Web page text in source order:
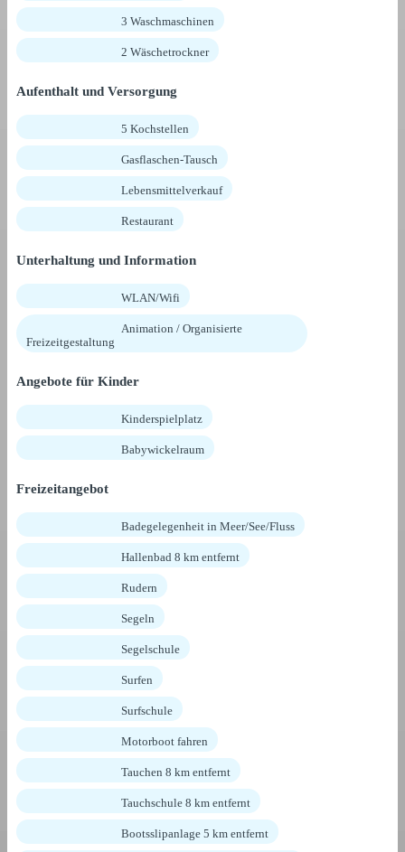
3 Waschmaschinen
2 Wäschetrockner
Aufenthalt und Versorgung
5 Kochstellen
Gasflaschen-Tausch
Lebensmittelverkauf
Restaurant
Unterhaltung und Information
WLAN/Wifi
Animation / Organisierte
Freizeitgestaltung
Angebote für Kinder
Kinderspielplatz
Babywickelraum
Freizeitangebot
Badegelegenheit in Meer/See/Fluss
Hallenbad 8 km entfernt
Rudern
Segeln
Segelschule
Surfen
Surfschule
Motorboot fahren
Tauchen 8 km entfernt
Tauchschule 8 km entfernt
Bootsslipanlage 5 km entfernt